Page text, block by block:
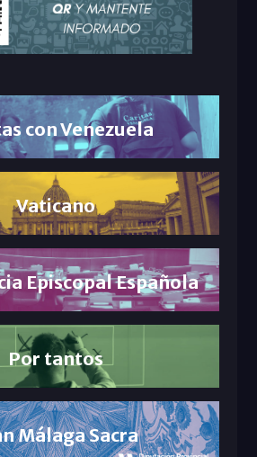
con Venezuela
Vaticano
Episcopal Española
Por tantos
Málaga Sacra